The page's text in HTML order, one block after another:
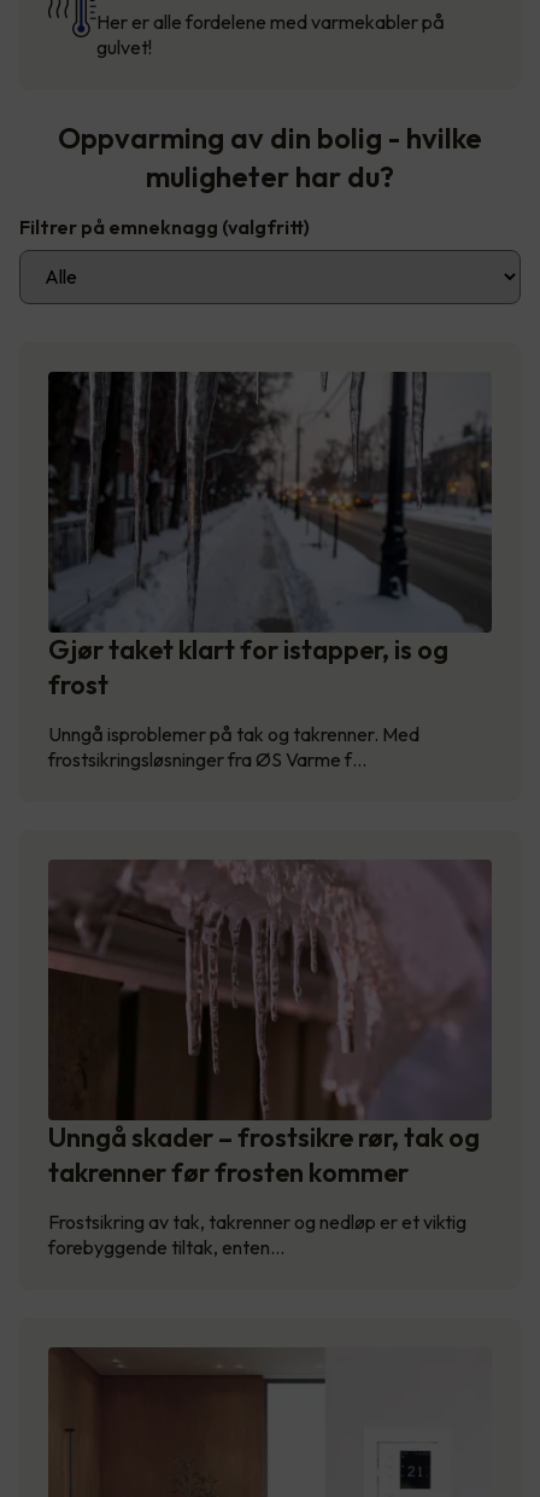
Her er alle fordelene med varmekabler på
gulvet!
Oppvarming av din bolig - hvilke
muligheter har du?
Filtrer på emneknagg (valgfritt)
Gjør taket klart for istapper, is og
frost
Unngå isproblemer på tak og takrenner. Med
frostsikringsløsninger fra ØS Varme f…
Unngå skader – frostsikre rør, tak og
takrenner før frosten kommer
Frostsikring av tak, takrenner og nedløp er et viktig
forebyggende tiltak, enten…